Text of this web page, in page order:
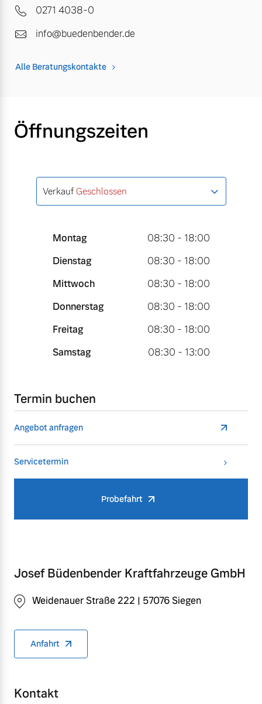
0271 4038-0
info@buedenbender.de
Alle Beratungskontakte
Öffnungszeiten
Verkauf Geschlossen
Montag
08:30 - 18:00
Dienstag
08:30 - 18:00
Mittwoch
08:30 - 18:00
Donnerstag
08:30 - 18:00
Freitag
08:30 - 18:00
Samstag
08:30 - 13:00
Termin buchen
Angebot anfragen
Servicetermin
Probefahrt
Josef Büdenbender Kraftfahrzeuge GmbH
Weidenauer Straße 222 | 57076 Siegen
Anfahrt
Kontakt